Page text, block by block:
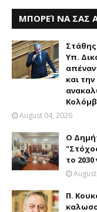
ΜΠΟΡΕΊ ΝΑ ΣΑΣ
Υπ.
και
August 04, 2026
Ο
το
Π.